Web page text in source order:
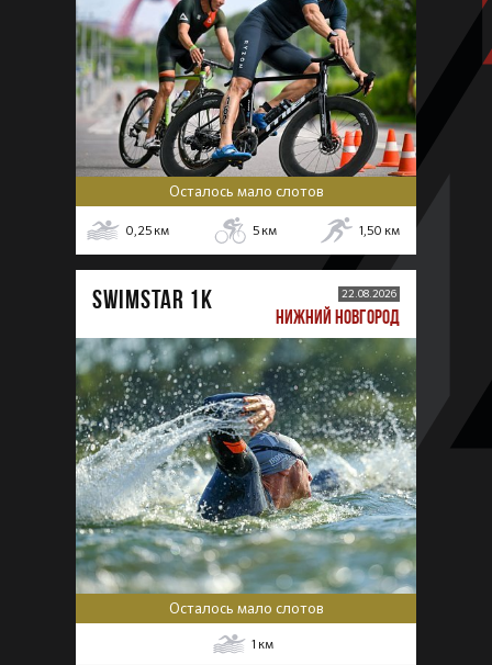
Осталось мало слотов
0,25 км 5 км 1,50 км
SWIMSTAR 1K 22.08.2026
НИЖНИЙ НОВГОРОД
Осталось мало слотов
1 км